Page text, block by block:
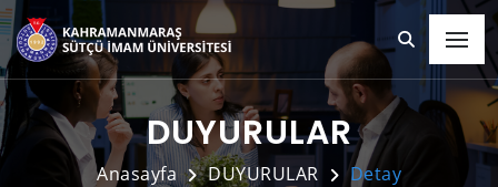
DUYURULAR
Anasayfa DUYURULAR Detay